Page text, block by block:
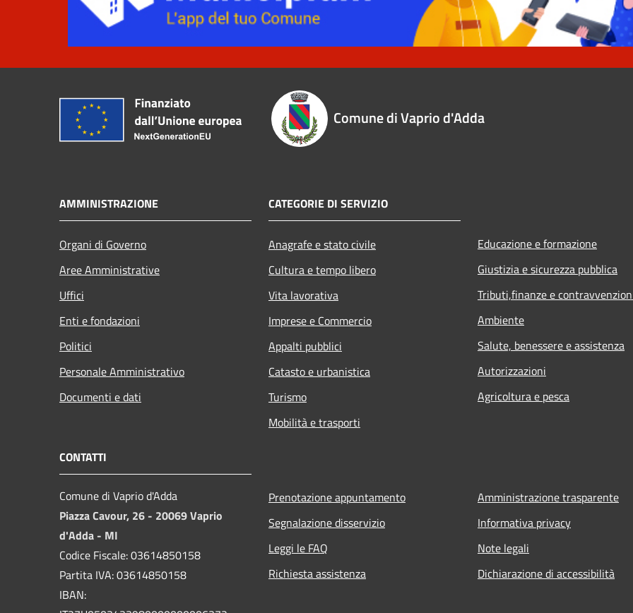
Comune di Vaprio d'Adda
AMMINISTRAZIONE
Organi di Governo
Aree Amministrative
Uffici
Enti e fondazioni
Politici
Personale Amministrativo
Documenti e dati
CATEGORIE DI SERVIZIO
Anagrafe e stato civile
Cultura e tempo libero
Vita lavorativa
Imprese e Commercio
Appalti pubblici
Catasto e urbanistica
Turismo
Mobilità e trasporti
Educazione e formazione
Giustizia e sicurezza pubblica
Tributi,finanze e
Ambiente
Salute, benessere e assistenza
Autorizzazioni
Agricoltura e pesca
CONTATTI
Comune di Vaprio d'Adda
Piazza Cavour, 26 - 20069 Vaprio
d'Adda - MI
Codice Fiscale: 03614850158
Partita IVA: 03614850158
IBAN:
Prenotazione appuntamento
Segnalazione disservizio
Leggi le FAQ
Richiesta assistenza
Amministrazione trasparente
Informativa privacy
Note legali
Dichiarazione di accessibilità